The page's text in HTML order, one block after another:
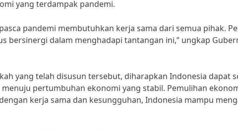
yang terdampak pandemi.
pandemi membutuhkan kerja sama dari semua pihak.
bersinergi dalam menghadapi tantangan ini,” ungkap
yang telah disusun tersebut, diharapkan Indonesia dapat
pertumbuhan ekonomi yang stabil. Pemulihan
kerja sama dan kesungguhan, Indonesia mampu